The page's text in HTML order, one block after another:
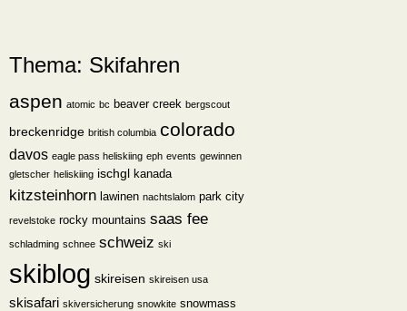
Thema: Skifahren
aspen atomic bc beaver creek bergscout
breckenridge british columbia colorado
davos eagle pass heliskiing eph events gewinnen
gletscher heliskiing ischgl kanada
kitzsteinhorn lawinen nachtslalom park city
revelstoke rocky mountains saas fee
schladming schnee schweiz ski
skiblog skireisen skireisen usa
skisafari skiversicherung snowkite snowmass